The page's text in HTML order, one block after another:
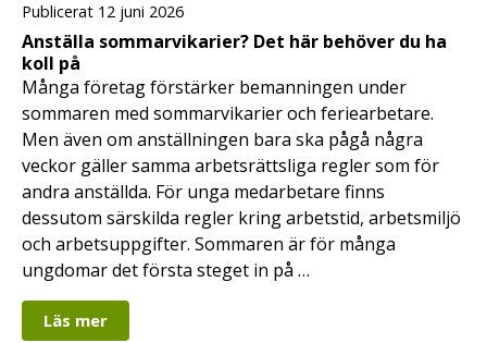
Publicerat 12 juni 2026
Anställa sommarvikarier? Det här behöver du ha
koll på
Många företag förstärker bemanningen under
sommaren med sommarvikarier och feriearbetare.
Men även om anställningen bara ska pågå några
veckor gäller samma arbetsrättsliga regler som för
andra anställda. För unga medarbetare finns
dessutom särskilda regler kring arbetstid, arbetsmiljö
och arbetsuppgifter. Sommaren är för många
ungdomar det första steget in på …
Läs mer